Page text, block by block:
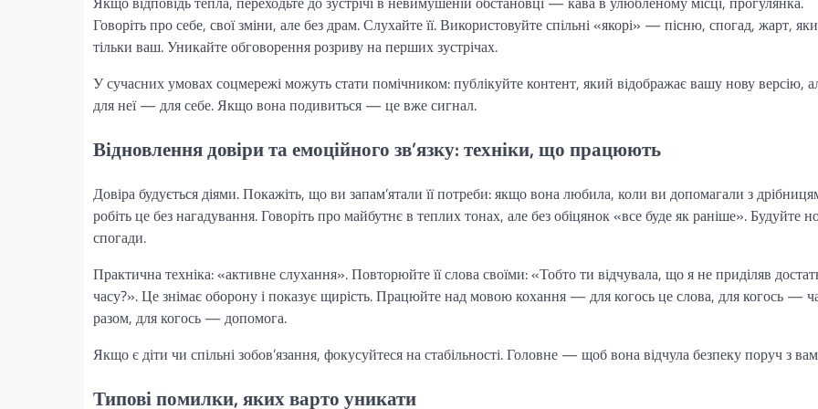
Говоріть про себе, свої зміни, але без драм. Слухайте її. Використовуйте спільні «якорі» — пісню, спогад, жарт,
тільки ваш. Уникайте обговорення розриву на перших зустрічах.
У сучасних умовах соцмережі можуть стати помічником: публікуйте контент, який відображає вашу нову версію,
для неї — для себе. Якщо вона подивиться — це вже сигнал.
Відновлення довіри та емоційного зв’язку: техніки, що працюють
Довіра будується діями. Покажіть, що ви запам’ятали її потреби: якщо вона любила, коли ви допомагали з
робіть це без нагадування. Говоріть про майбутнє в теплих тонах, але без обіцянок «все буде як раніше». Будуйте
спогади.
Практична техніка: «активне слухання». Повторюйте її слова своїми: «Тобто ти відчувала, що я не приділяв
часу?». Це знімає оборону і показує щирість. Працюйте над мовою кохання — для когось це слова, для когось —
разом, для когось — допомога.
Якщо є діти чи спільні зобов’язання, фокусуйтеся на стабільності. Головне — щоб вона відчула безпеку поруч з
Типові помилки, яких варто уникати